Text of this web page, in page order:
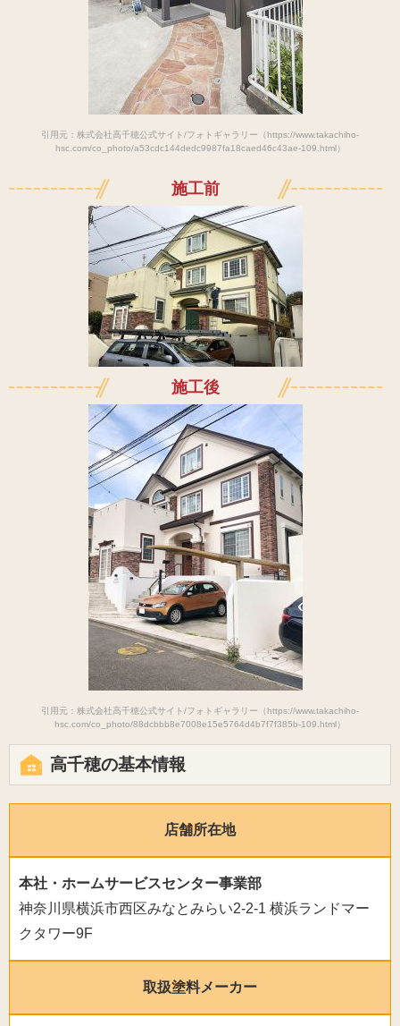
引用元：株式会社高千穂公式サイト/フォトギャラリー（https://www.takachiho-
hsc.com/co_photo/a53cdc144dedc9987fa18caed46c43ae-109.html）
施工前
施工後
引用元：株式会社高千穂公式サイト/フォトギャラリー（https://www.takachiho-
hsc.com/co_photo/88dcbbb8e7008e15e5764d4b7f7f385b-109.html）
高千穂の基本情報
店舗所在地
本社・ホームサービスセンター事業部
神奈川県横浜市西区みなとみらい2-2-1 横浜ランドマー
クタワー9F
取扱塗料メーカー